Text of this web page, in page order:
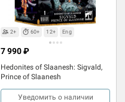
2+ 60+ 12+ Eng
Hedonites of Slaanesh: Sigvald,
Prince of Slaanesh
7 990 ₽
Уведомить о наличии